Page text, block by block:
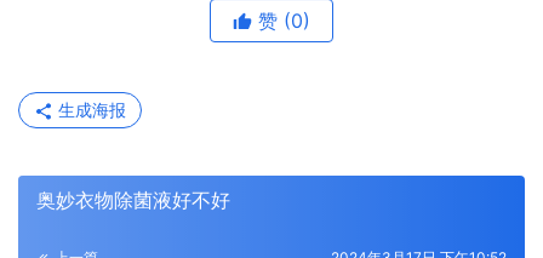
赞 (0)
生成海报
奥妙衣物除菌液好不好